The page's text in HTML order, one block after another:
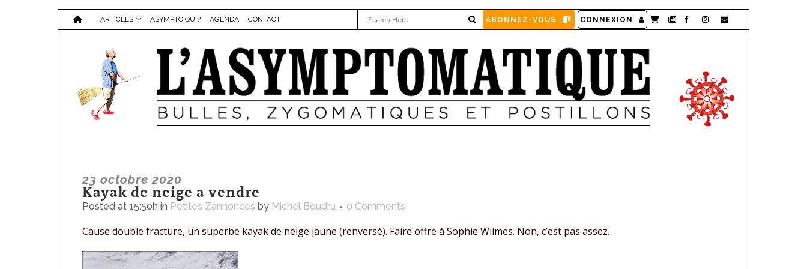
ARTICLES ASYMPTO QUI? AGENDA CONTACT ABONNEZ-VOUS CONNEXION
23 octobre 2020
Kayak de neige a vendre
Posted at 15:50h in Petites Zannonces by Michel Boudru 0 Comments
Cause double fracture, un superbe kayak de neige jaune (renversé). Faire offre à Sophie Wilmes. Non, c’est pas assez.